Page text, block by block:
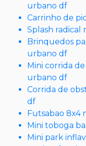
urbano df
Carrinho de
Splash radical
Brinquedos
urbano df
Mini corrida
urbano df
Corrida de
df
Futsabao 8x4
Mini toboga
Mini park